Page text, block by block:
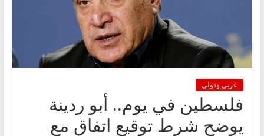
عربي ودولي
فلسطين في يوم.. أبو ردينة
يوضح شرط توقيع اتفاق مع